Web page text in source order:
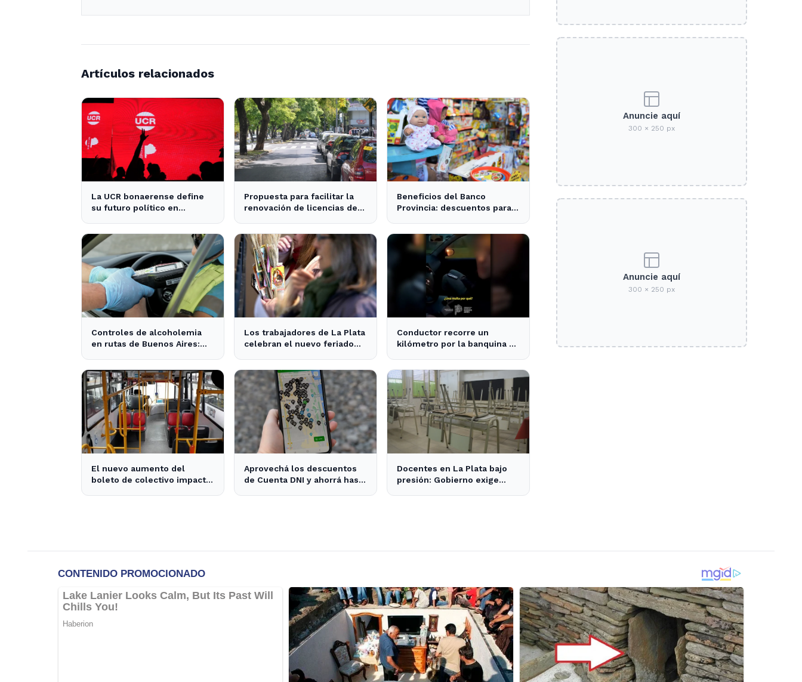
Artículos relacionados
La UCR bonaerense define
su futuro político en
Propuesta para facilitar la
renovación de licencias de
Beneficios del Banco
Provincia: descuentos para
Controles de alcoholemia
en rutas de Buenos Aires:
Los trabajadores de La Plata
celebran el nuevo feriado
Conductor recorre un
kilómetro por la banquina en
sorprende a todos
El nuevo aumento del
boleto de colectivo impacta
Aprovechá los descuentos
de Cuenta DNI y ahorrá hasta
Docentes en La Plata bajo
presión: Gobierno exige
Anuncie aquí
300 × 250 px
Anuncie aquí
300 × 250 px